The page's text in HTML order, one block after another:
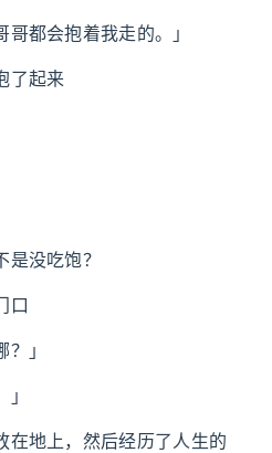
哥都会抱着我走的。」
了起来
没吃饱？
口
」
在地上，然后经历了人生的